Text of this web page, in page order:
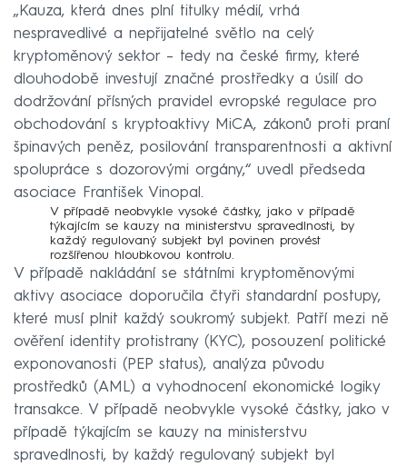
„Kauza, která dnes plní titulky médií, vrhá
nespravedlivé a nepřijatelné světlo na celý
kryptoměnový sektor – tedy na české firmy, které
dlouhodobě investují značné prostředky a úsilí do
dodržování přísných pravidel evropské regulace pro
obchodování s kryptoaktivy MiCA, zákonů proti praní
špinavých peněz, posilování transparentnosti a aktivní
spolupráce s dozorovými orgány,“ uvedl předseda
asociace František Vinopal.
V případě neobvykle vysoké částky, jako v případě
týkajícím se kauzy na ministerstvu spravedlnosti, by
každý regulovaný subjekt byl povinen provést
rozšířenou hloubkovou kontrolu.
V případě nakládání se státními kryptoměnovými
aktivy asociace doporučila čtyři standardní postupy,
které musí plnit každý soukromý subjekt. Patří mezi ně
ověření identity protistrany (KYC), posouzení politické
exponovanosti (PEP status), analýza původu
prostředků (AML) a vyhodnocení ekonomické logiky
transakce. V případě neobvykle vysoké částky, jako v
případě týkajícím se kauzy na ministerstvu
spravedlnosti, by každý regulovaný subjekt byl